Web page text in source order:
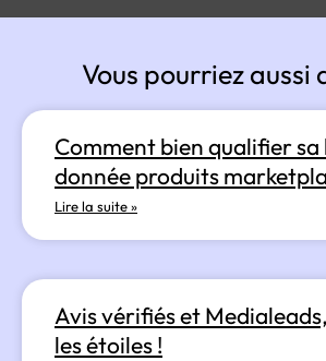
Vous pourriez aussi
Comment bien qualifier sa
donnée produits
Lire la suite »
Avis vérifiés et
les étoiles !